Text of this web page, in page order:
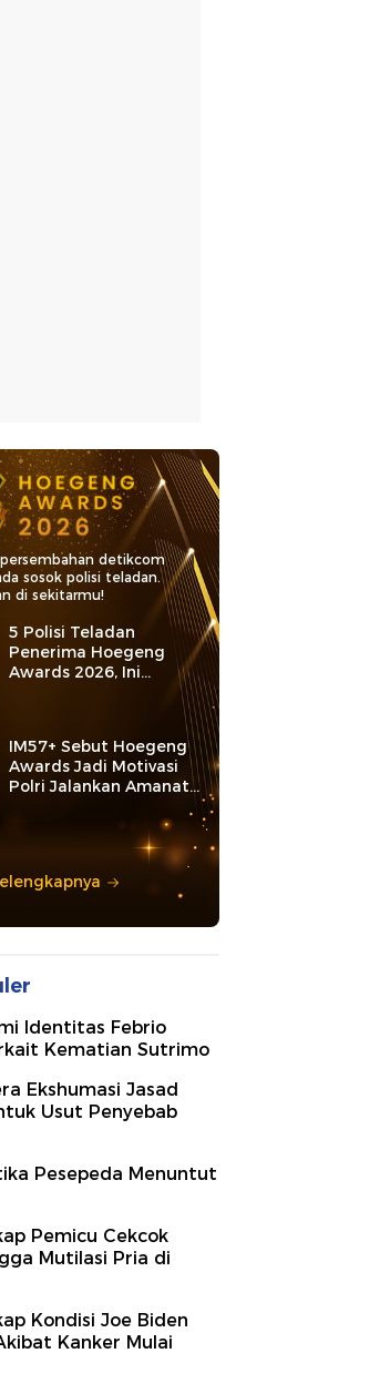
detikcom
sosok polisi teladan.
di sekitarmu!
5 Polisi Teladan
Penerima Hoegeng
Awards 2026, Ini
Kategori dan Kiprahnya
IM57+ Sebut Hoegeng
Awards Jadi Motivasi
Polri Jalankan Amanat
Identitas Febrio
Kematian Sutrimo
Ekshumasi Jasad
Usut Penyebab
Pesepeda Menuntut
Pemicu Cekcok
Mutilasi Pria di
Kondisi Joe Biden
Kanker Mulai